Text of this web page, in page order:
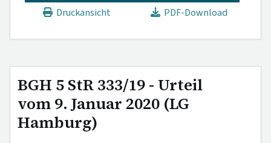
Druckansicht
PDF-Download
BGH 5 StR 333/19 - Urteil
vom 9. Januar 2020 (LG
Hamburg)